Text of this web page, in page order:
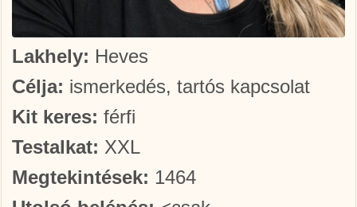
Lakhely: Heves
Célja: ismerkedés, tartós kapcsolat
Kit keres: férfi
Testalkat: XXL
Megtekintések: 1464